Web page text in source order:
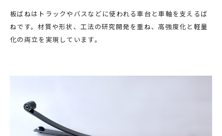
板ばねはトラックやバスなどに使われる車台と車軸を支えるば
ねです。材質や形状、工法の研究開発を重ね、高強度化と軽量
化の両立を実現しています。